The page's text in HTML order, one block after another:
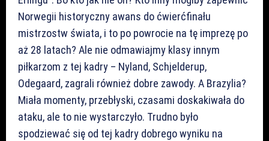
Norwegii historyczny awans do ćwierćfinału
mistrzostw świata, i to po powrocie na tę imprezę po
aż 28 latach? Ale nie odmawiajmy klasy innym
piłkarzom z tej kadry – Nyland, Schjelderup,
Odegaard, zagrali również dobre zawody. A Brazylia?
Miała momenty, przebłyski, czasami doskakiwała do
ataku, ale to nie wystarczyło. Trudno było
spodziewać się od tej kadry dobrego wyniku na